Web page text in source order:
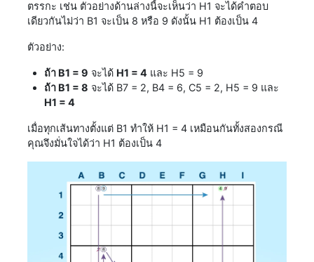
ตรรกะ เช่น ตัวอย่างด้านล่างนี้จะเห็นว่า H1 จะได้คำตอบ
เดียวกันไม่ว่า B1 จะเป็น 8 หรือ 9 ดังนั้น H1 ต้องเป็น 4
ตัวอย่าง:
ถ้า B1 = 9 จะได้ H1 = 4 และ H5 = 9
ถ้า B1 = 8 จะได้ B7 = 2, B4 = 6, C5 = 2, H5 = 9 และ
H1 = 4
เมื่อทุกเส้นทางตั้งแต่ B1 ทำให้ H1 = 4 เหมือนกันทั้งสองกรณี
คุณจึงมั่นใจได้ว่า H1 ต้องเป็น 4